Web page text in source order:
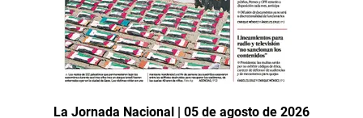
La Jornada Nacional | 05 de agosto de 2026